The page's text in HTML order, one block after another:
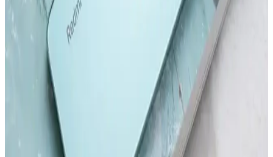
Redmi Note 11 Pro ve Redmi Note 12 Pro modellerinin tasarım,
performans, kamera ve batarya özelliklerini karşılaştırıyoruz. Hangi
modelin ihtiyaçlarınıza uygun olduğunu belirlemenize yardımcı olur.
Samsung'un İlk Akıllı Telefonu ve Teknolojideki
Gelişimi Üzerine Detaylı İnceleme
Samsung'un ilk akıllı telefonu hakkında bilgi olmamakla birlikte,
markanın teknoloji yolculuğu ve Galaxy serisinin gelişimi öne
Akıllı Telefon ve Tabletlerde Dosya Temizleme ve
Performans Optimizasyonu